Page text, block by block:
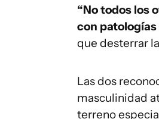
“No todos los
con
que desterrar
Las dos
masculinidad
terreno